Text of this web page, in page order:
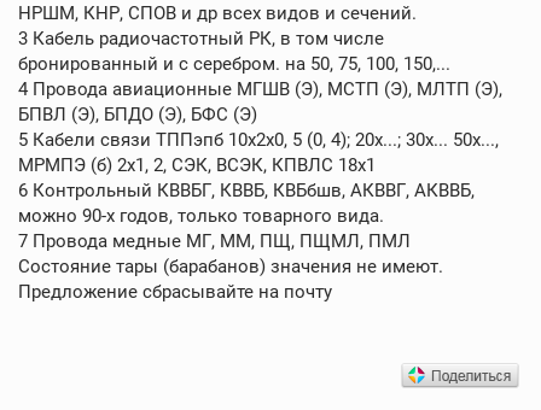
НРШМ, КНР, СПОВ и др всех видов и сечений.
3 Кабель радиочастотный РК, в том числе
бронированный и с серебром. на 50, 75, 100, 150,...
4 Провода авиационные МГШВ (Э), МСТП (Э), МЛТП (Э),
БПВЛ (Э), БПДО (Э), БФС (Э)
5 Кабели связи ТППэпб 10х2х0, 5 (0, 4); 20х...; 30х... 50х...,
МРМПЭ (б) 2х1, 2, СЭК, ВСЭК, КПВЛС 18х1
6 Контрольный КВВБГ, КВВБ, КВБбшв, АКВВГ, АКВВБ,
можно 90-х годов, только товарного вида.
7 Провода медные МГ, ММ, ПЩ, ПЩМЛ, ПМЛ
Состояние тары (барабанов) значения не имеют.
Предложение сбрасывайте на почту